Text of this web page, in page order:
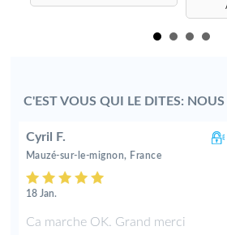
C'EST VOUS QUI LE DITES:
Cyril F.
Mauzé-sur-le-mignon, France
18 Jan.
Ca marche OK. Grand merci